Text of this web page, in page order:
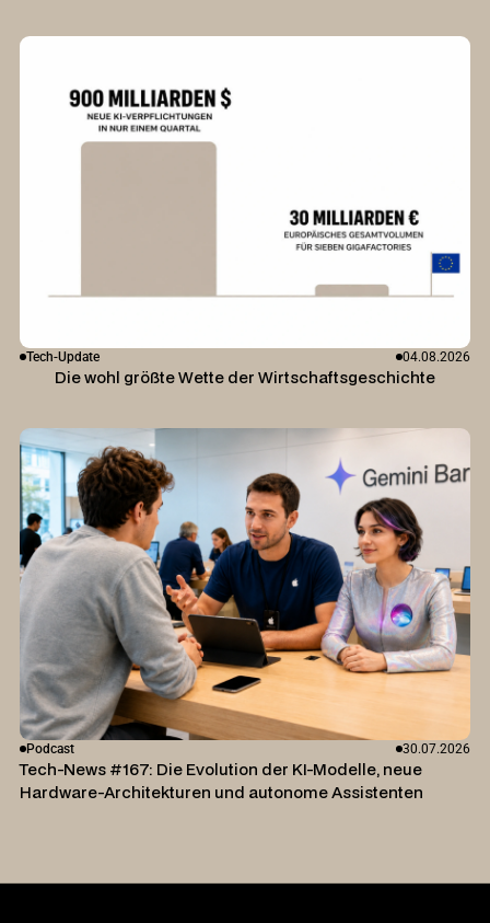
Tech-Update 04.08.2026
Die wohl größte Wette der Wirtschaftsgeschichte
Podcast 30.07.2026
Tech-News #167: Die Evolution der KI-Modelle, neue
Hardware-Architekturen und autonome Assistenten